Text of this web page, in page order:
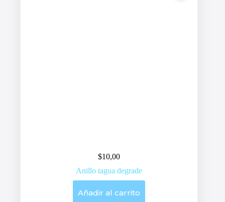
$10,00
Anillo tagua degrade
Añadir al carrito